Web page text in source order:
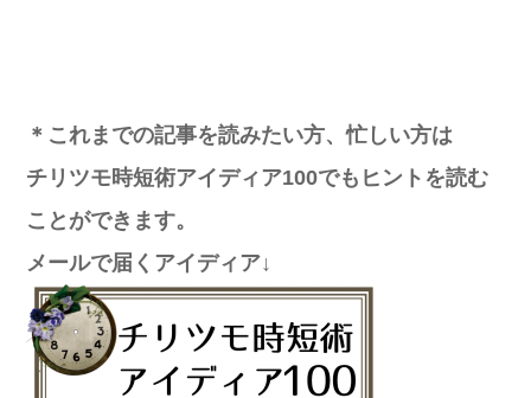
＊これまでの記事を読みたい方、忙しい方は
チリツモ時短術アイディア100でもヒントを読む
ことができます。
メールで届くアイディア↓